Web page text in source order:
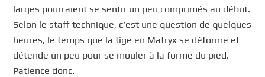
larges pourraient se sentir un peu comprimés au début.
Selon le staff technique, c’est une question de quelques
heures, le temps que la tige en Matryx se déforme et
détende un peu pour se mouler à la forme du pied.
Patience donc.